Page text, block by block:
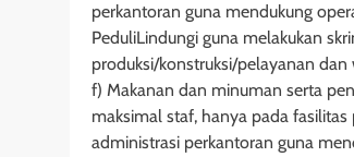
perkantoran guna mendukung
PeduliLindungi guna melakukan
produksi/konstruksi/pelayanan
f) Makanan dan minuman serta
maksimal staf, hanya pada
administrasi perkantoran guna